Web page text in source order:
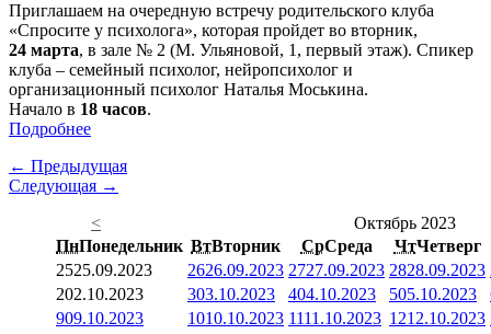
Приглашаем на очередную встречу родительского клуба
«Спросите у психолога», которая пройдет во вторник,
24 марта, в зале № 2 (М. Ульяновой, 1, первый этаж). Спикер
клуба – семейный психолог, нейропсихолог и
организационный психолог Наталья Моськина.
Начало в 18 часов.
Подробнее
← Предыдущая
Следующая →
<
Октябрь 2023
ПнПонедельник ВтВторник СрСреда ЧтЧетверг
2525.09.2023 2626.09.2023 2727.09.2023 2828.09.2023
202.10.2023 303.10.2023 404.10.2023 505.10.2023
909.10.2023 1010.10.2023 1111.10.2023 1212.10.2023